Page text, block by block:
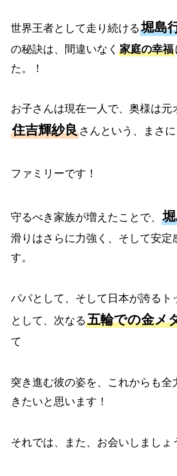
世界王者として走り続ける堀島
の秘訣は、間違いなく 家庭の幸福
た。！
お子さんは現在一人で、奥様は元
住吉輝紗良さんという、まさに
ファミリーです！
守るべき家族が増えたことで、
滑りはさらに力強く、そして安定
す。
パパとして、そして日本が誇るト
として、次なる五輪での金メ
て
突き進む彼の姿を、これからも全
きたいと思います！
それでは、また、お会いしましょ